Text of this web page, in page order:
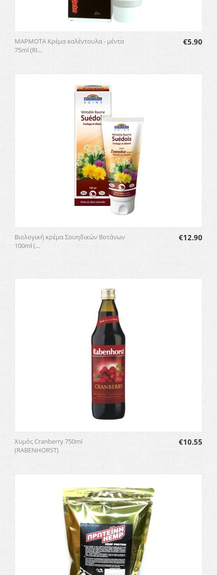
ΜΑΡΜΟΤΑ Κρέμα καλέντουλα - μέντα
75ml (RI...
€5.90
Βιολογική κρέμα Σουηδικών Βοτάνων
100ml (...
€12.90
Χυμός Cranberry 750ml
(RABENHORST)
€10.55